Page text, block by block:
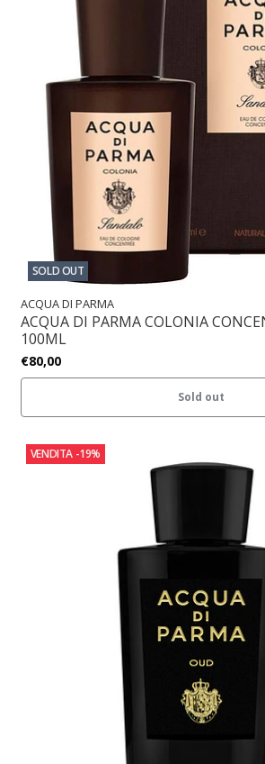
SOLD OUT
ACQUA DI PARMA
ACQUA DI PARMA COLONIA
100ML
€80,00
Sold out
VENDITA -19%